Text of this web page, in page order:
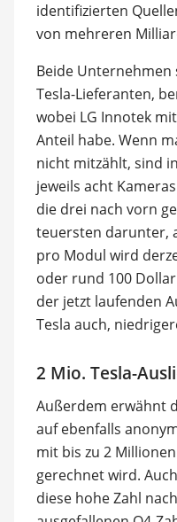
identifizierten
von mehreren
Beide
Tesla-Lieferanten,
wobei LG Innotek
Anteil habe. Wenn
nicht mitzählt, sind
jeweils acht
die drei nach vorn
teuersten darunter,
pro Modul wird
oder rund 100
der jetzt laufenden
Tesla auch,
2 Mio. Tesla-
Außerdem erwähnt
auf ebenfalls
mit bis zu 2
gerechnet wird.
diese hohe Zahl